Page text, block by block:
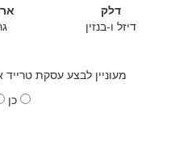
דלק
דיזל ו-בנזין
מעוניין לבצע עסקת
כן